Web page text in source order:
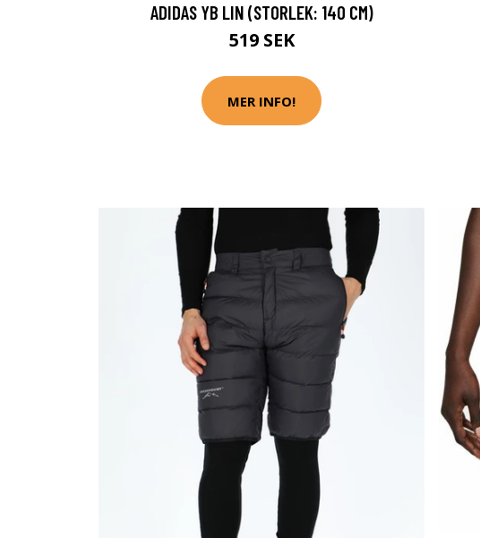
ADIDAS YB LIN (STORLEK: 140 CM)
519 SEK
MER INFO!